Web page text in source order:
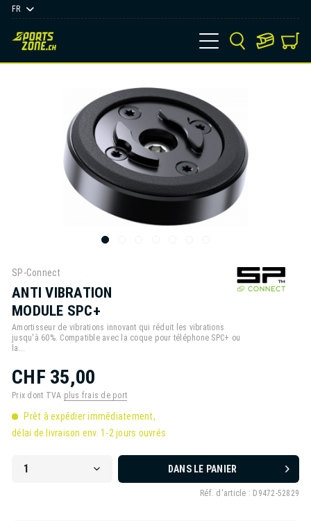
FR
SP-Connect
ANTI VIBRATION
MODULE SPC+
Amortisseur de vibrations innovant qui réduit les vibrations
jusqu'à 60%. Compatible avec la coque pour téléphone SPC+ ou
la...
CHF 35,00
Prix dont TVA plus frais de port
Prêt à expédier immédiatement,
délai de livraison env. 1-2 jours ouvrés
DANS LE PANIER
Réf. d'article : D9472-52829